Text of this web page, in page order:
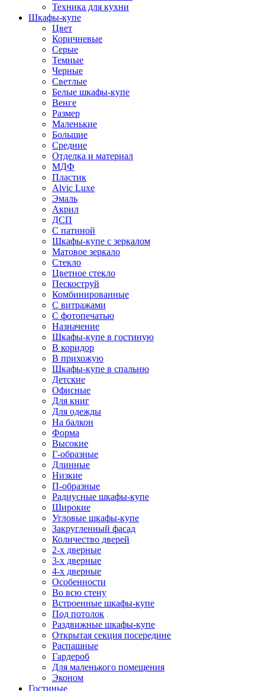
Техника для кухни
Шкафы-купе
Цвет
Коричневые
Серые
Темные
Черные
Светлые
Белые шкафы-купе
Венге
Размер
Маленькие
Большие
Средние
Отделка и материал
МДФ
Пластик
Alvic Luxe
Эмаль
Акрил
ДСП
С патиной
Шкафы-купе с зеркалом
Матовое зеркало
Стекло
Цветное стекло
Пескоструй
Комбинированные
С витражами
С фотопечатью
Назначение
Шкафы-купе в гостиную
В коридор
В прихожую
Шкафы-купе в спальню
Детские
Офисные
Для книг
Для одежды
На балкон
Форма
Высокие
Г-образные
Длинные
Низкие
П-образные
Радиусные шкафы-купе
Широкие
Угловые шкафы-купе
Закругленный фасад
Количество дверей
2-х дверные
3-х дверные
4-х дверные
Особенности
Во всю стену
Встроенные шкафы-купе
Под потолок
Раздвижные шкафы-купе
Открытая секция посередине
Распашные
Гардероб
Для маленького помещения
Эконом
Гостиные